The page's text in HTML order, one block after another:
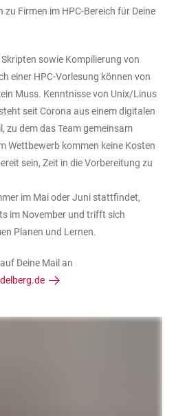
Firmen im HPC-Bereich für Deine
sowie Kompilierung von
einer HPC-Vorlesung können von
Muss. Kenntnisse von Unix/Linus
seit Corona aus einem digitalen
zu dem das Team gemeinsam
Wettbewerb kommen keine Kosten
sein, Zeit in die Vorbereitung zu
im Mai oder Juni stattfindet,
im November und trifft sich
Planen und Lernen.
Deine Mail an